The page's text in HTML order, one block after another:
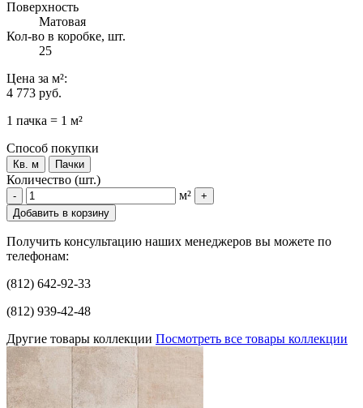
Поверхность
Матовая
Кол-во в коробке, шт.
25
Цена за м²:
4 773 руб.
1 пачка = 1 м²
Способ покупки
Кв. м Пачки
Количество (шт.)
- м²
+
Добавить в корзину
Получить консультацию наших менеджеров вы можете по
телефонам:
(812) 642-92-33
(812) 939-42-48
Другие товары коллекции Посмотреть все товары коллекции